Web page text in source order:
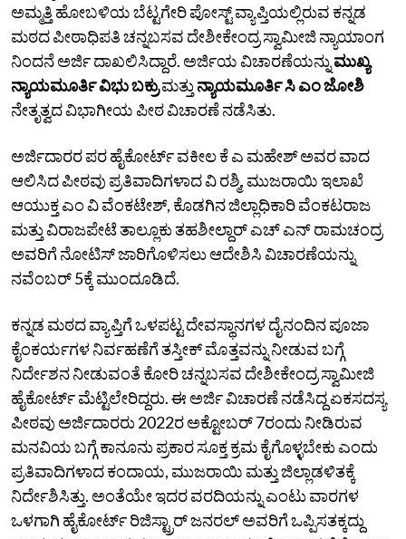
ಅಮ್ಮತ್ತಿ ಹೋಬಳಿಯ ಬೆಟ್ಟಗೇರಿ ಪೋಸ್ಟ್‌ ವ್ಯಾಪ್ತಿಯಲ್ಲಿರುವ ಕನ್ನಡ
ಮಠದ ಪೀಠಾಧಿಪತಿ ಚನ್ನಬಸವ ದೇಶೀಕೇಂದ್ರ ಸ್ವಾಮೀಜಿ ನ್ಯಾಯಾಂಗ
ನಿಂದನೆ ಅರ್ಜಿ ದಾಖಲಿಸಿದ್ದಾರೆ. ಅರ್ಜಿಯ ವಿಚಾರಣೆಯನ್ನುಮುಖ್ಯ
ನ್ಯಾಯಮೂರ್ತಿ ವಿಭು ಬಕ್ರುಮತ್ತು ನ್ಯಾಯಮೂರ್ತಿ ಸಿ ಎಂ ಜೋಶಿ
ನೇತೃತ್ವದ ವಿಭಾಗೀಯ ಪೀಠ ವಿಚಾರಣೆ ನಡೆಸಿತು.
ಅರ್ಜಿದಾರರ ಪರ ಹೈಕೋರ್ಟ್‌ ವಕೀಲ ಕೆ ಎ ಮಹೇಶ್‌ ಅವರ ವಾದ
ಆಲಿಸಿದ ಪೀಠವು ಪ್ರತಿವಾದಿಗಳಾದ ವಿ ರಶ್ಮಿ, ಮುಜರಾಯಿ ಇಲಾಖೆ
ಆಯುಕ್ತ ಎಂ ವಿ ವೆಂಕಟೇಶ್‌, ಕೊಡಗಿನ ಜಿಲ್ಲಾಧಿಕಾರಿ ವೆಂಕಟರಾಜ
ಮತ್ತು ವಿರಾಜಪೇಟೆ ತಾಲ್ಲೂಕು ತಹಶೀಲ್ದಾರ್ ಎಚ್‌ ಎನ್‌ ರಾಮಚಂದ್ರ
ಅವರಿಗೆ ನೋಟಿಸ್‌ ಜಾರಿಗೊಳಿಸಲು ಆದೇಶಿಸಿ ವಿಚಾರಣೆಯನ್ನು
ನವೆಂಬರ್ 5ಕ್ಕೆ ಮುಂದೂಡಿದೆ.
ಕನ್ನಡ ಮಠದ ವ್ಯಾಪ್ತಿಗೆ ಒಳಪಟ್ಟ ದೇವಸ್ಥಾನಗಳ ದೈನಂದಿನ ಪೂಜಾ
ಕೈಂಕರ್ಯಗಳ ನಿರ್ವಹಣೆಗೆ ತಸ್ತೀಕ್‌ ಮೊತ್ತವನ್ನು ನೀಡುವ ಬಗ್ಗೆ
ನಿರ್ದೇಶನ ನೀಡುವಂತೆ ಕೋರಿ ಚನ್ನಬಸವ ದೇಶೀಕೇಂದ್ರ ಸ್ವಾಮೀಜಿ
ಹೈಕೋರ್ಟ್‌ ಮೆಟ್ಟಿಲೇರಿದ್ದರು. ಈ ಅರ್ಜಿ ವಿಚಾರಣೆ ನಡೆಸಿದ್ದ ಏಕಸದಸ್ಯ
ಪೀಠವು ಅರ್ಜಿದಾರರು 2022ರ ಅಕ್ಟೋಬರ್ 7ರಂದು ನೀಡಿರುವ
ಮನವಿಯ ಬಗ್ಗೆ ಕಾನೂನು ಪ್ರಕಾರ ಸೂಕ್ತ ಕ್ರಮ ಕೈಗೊಳ್ಳಬೇಕು ಎಂದು
ಪ್ರತಿವಾದಿಗಳಾದ ಕಂದಾಯ, ಮುಜರಾಯಿ ಮತ್ತು ಜಿಲ್ಲಾಡಳಿತಕ್ಕೆ
ನಿರ್ದೇಶಿಸಿತ್ತು. ಅಂತೆಯೇ ಇದರ ವರದಿಯನ್ನು ಎಂಟು ವಾರಗಳ
ಒಳಗಾಗಿ ಹೈಕೋರ್ಟ್‌ ರಿಜಿಸ್ಟ್ರಾರ್‌ ಜನರಲ್‌ ಅವರಿಗೆ ಒಪ್ಪಿಸತಕ್ಕದ್ದು